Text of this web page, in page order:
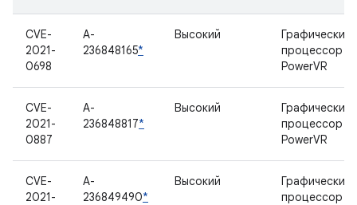
CVE-
2021-
0698
A-
236848165*
Высокий
Графический
процессор
PowerVR
CVE-
2021-
0887
A-
236848817*
Высокий
Графический
процессор
PowerVR
CVE-
2021-
A-
236849490*
Высокий
Графический
процессор